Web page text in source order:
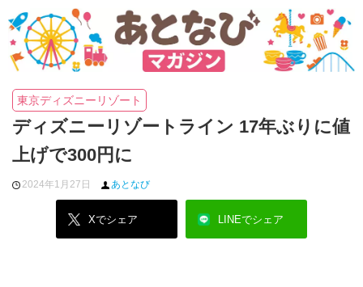
東京ディズニーリゾート
ディズニーリゾートライン 17年ぶりに値
上げで300円に
2024年1月27日 あとなび
Xでシェア LINEでシェア